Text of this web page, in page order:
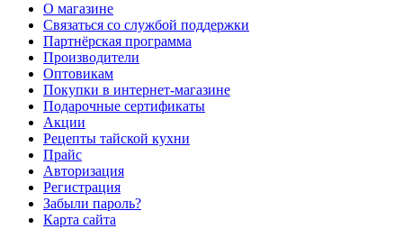
О магазине
Связаться со службой поддержки
Партнёрская программа
Производители
Оптовикам
Покупки в интернет-магазине
Подарочные сертификаты
Акции
Рецепты тайской кухни
Прайс
Авторизация
Регистрация
Забыли пароль?
Карта сайта